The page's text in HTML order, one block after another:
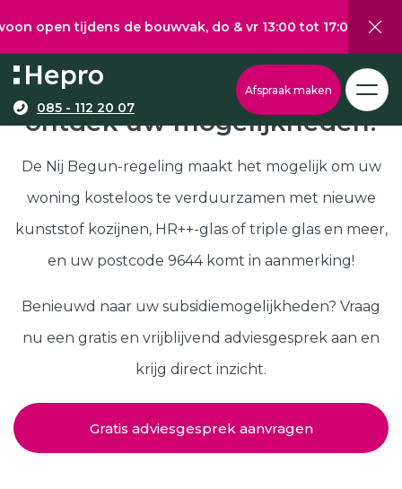
tijdens de bouwvak, do & vr 13:00 tot 17:00, za 10:00
085 - 112 20 07
Afspraak maken
Nij Begun subsidie in 9644,
ontdek uw mogelijkheden!
De Nij Begun-regeling maakt het mogelijk om uw
woning kosteloos te verduurzamen met nieuwe
kunststof kozijnen, HR++-glas of triple glas en meer,
en uw postcode 9644 komt in aanmerking!
Benieuwd naar uw subsidiemogelijkheden? Vraag
nu een gratis en vrijblijvend adviesgesprek aan en
krijg direct inzicht.
Gratis adviesgesprek aanvragen
Wat wilt u graag verduurzamen?
Via onze configurator berekent u eenvoudig een
richtprijs voor uw kunststof kozijnen, -deuren, of
schuifpuien.
Samenstellen
Deuren
Schuifpuien
Kunststof kozijnen
Kunststof deuren
Kunststof schuifpuien
Isolatie
Klantenservice
Hepro
Subsidies
SHOWROOM BEZOEKEN